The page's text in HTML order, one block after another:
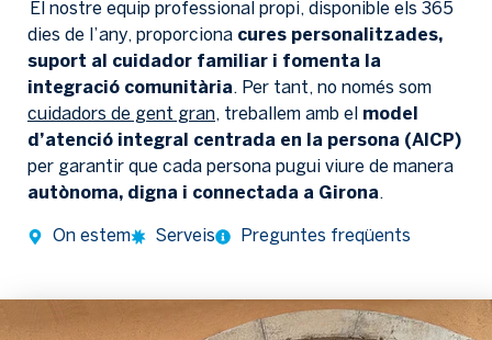
El nostre equip professional propi, disponible els 365
dies de l’any, proporciona cures personalitzades,
suport al cuidador familiar i fomenta la
integració comunitària. Per tant, no només som
cuidadors de gent gran, treballem amb el model
d’atenció integral centrada en la persona (AICP)
per garantir que cada persona pugui viure de manera
autònoma, digna i connectada a Girona.
On estem Serveis Preguntes freqüents